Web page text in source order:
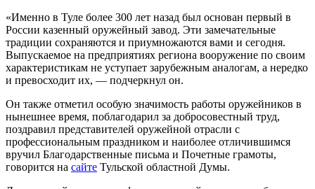
«Именно в Туле более 300 лет назад был основан первый в
России казенный оружейный завод. Эти замечательные
традиции сохраняются и приумножаются вами и сегодня.
Выпускаемое на предприятиях региона вооружение по своим
характеристикам не уступает зарубежным аналогам, а нередко
и превосходит их, — подчеркнул он.
Он также отметил особую значимость работы оружейников в
нынешнее время, поблагодарил за добросовестный труд,
поздравил представителей оружейной отрасли с
профессиональным праздником и наиболее отличившимся
вручил Благодарственные письма и Почетные грамоты,
говорится на сайте Тульской областной Думы.